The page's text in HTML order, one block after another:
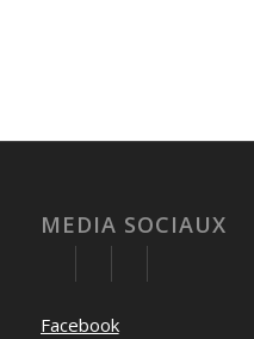
MEDIA SOCIAUX
Facebook